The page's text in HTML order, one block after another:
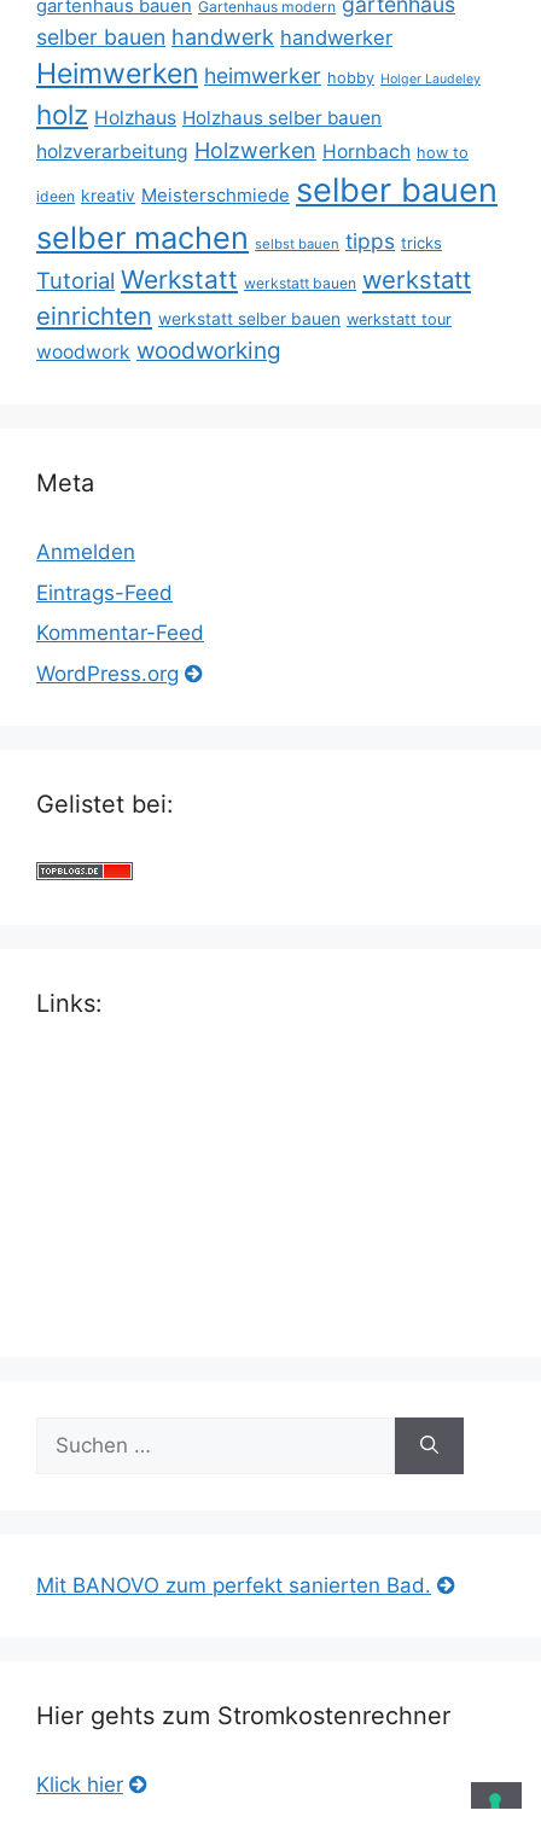
gartenhaus bauen Gartenhaus modern
selber bauen handwerk handwerker
Heimwerken heimwerker hobby Holger Laudeley
holz Holzhaus Holzhaus selber bauen
holzverarbeitung Holzwerken Hornbach how to
ideen kreativ Meisterschmiede selber bauen
selber machen selbst bauen tipps tricks
Tutorial Werkstatt werkstatt bauen werkstatt
einrichten werkstatt selber bauen werkstatt tour
woodwork woodworking
Meta
Anmelden
Eintrags-Feed
Kommentar-Feed
WordPress.org
Gelistet bei:
Links:
nach:
Mit BANOVO zum perfekt sanierten Bad.
Hier gehts zum Stromkostenrechner
Klick hier